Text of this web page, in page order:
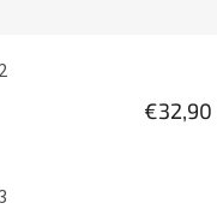
€32,90